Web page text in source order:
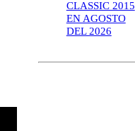
CLASSIC 2015
EN AGOSTO
DEL 2026